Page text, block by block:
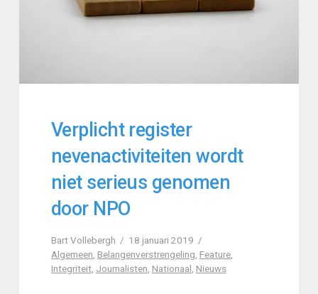
Verplicht register
nevenactiviteiten wordt
niet serieus genomen
door NPO
Bart Vollebergh
18 januari 2019
Algemeen Belangenverstrengeling Feature,
Integriteit, Journalisten Nationaal Nieuws